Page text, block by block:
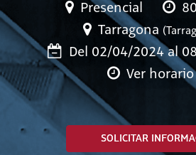
Presencial
Tarragona
Del 02/04/2024 al
Ver horario
SOLICITAR